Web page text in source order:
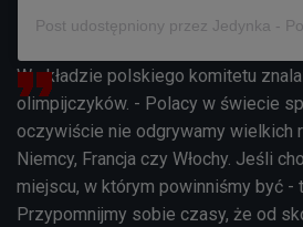
W składzie polskiego komitetu
olimpijczyków. - Polacy w świecie
oczywiście nie odgrywamy wielkich
Niemcy, Francja czy Włochy. Jeśli
miejscu, w którym powinniśmy być -
Przypomnijmy sobie czasy, że od